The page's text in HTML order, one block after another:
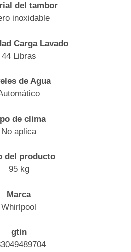
del tambor
inoxidable
Carga Lavado
44 Libras
de Agua
de clima
No aplica
del producto
95 kg
Marca
Whirlpool
gtin